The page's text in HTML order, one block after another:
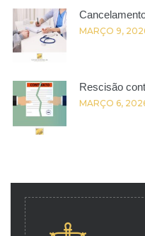
MARÇO 9,
Rescisão
MARÇO 6,